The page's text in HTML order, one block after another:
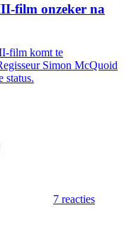
film onzeker na
film komt te
Simon McQuoid
status.
7 reacties